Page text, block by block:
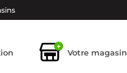
+
Votre magasin